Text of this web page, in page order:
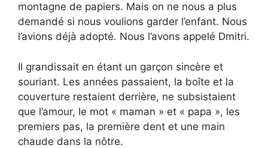
montagne de papiers. Mais on ne nous a plus
demandé si nous voulions garder l’enfant. Nous
l’avions déjà adopté. Nous l’avons appelé Dmitri.
Il grandissait en étant un garçon sincère et
souriant. Les années passaient, la boîte et la
couverture restaient derrière, ne subsistaient
que l’amour, le mot « maman » et « papa », les
premiers pas, la première dent et une main
chaude dans la nôtre.